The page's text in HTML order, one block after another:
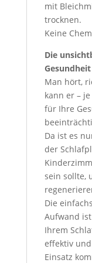
mit
trocknen.
Keine
Die
Man hört,
kann er –
für Ihre
Da ist es
der
sein sollte,
Die
Aufwand
Ihrem
effektiv
Einsatz